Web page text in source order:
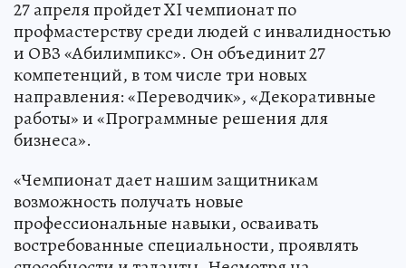
27 апреля пройдет XI чемпионат по
профмастерству среди людей с инвалидностью
и ОВЗ «Абилимпикс». Он объединит 27
компетенций, в том числе три новых
направления: «Переводчик», «Декоративные
работы» и «Программные решения для
бизнеса».
«Чемпионат дает нашим защитникам
возможность получать новые
профессиональные навыки, осваивать
востребованные специальности, проявлять